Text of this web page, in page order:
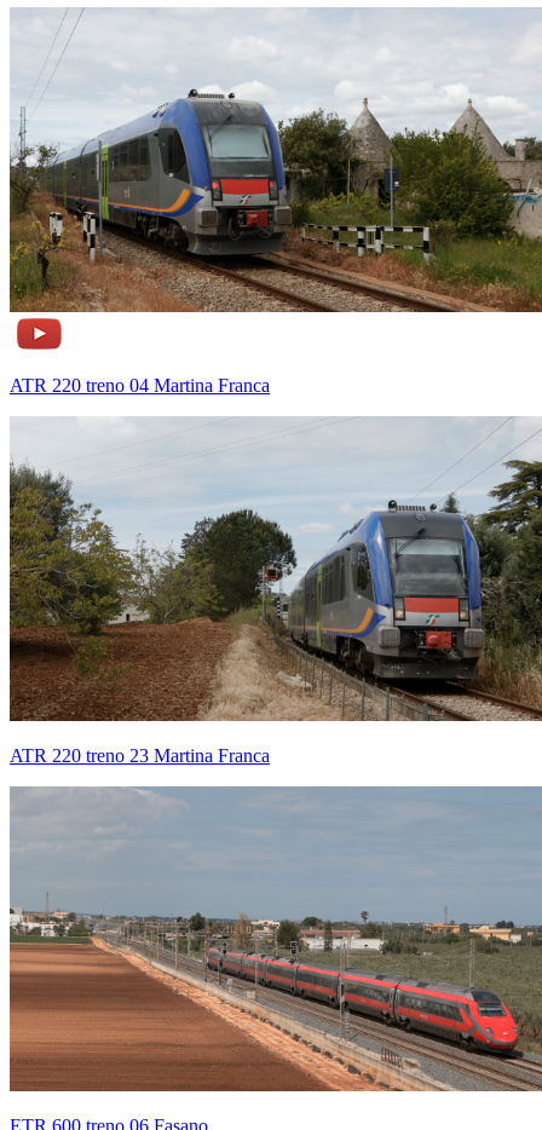
ATR 220 treno 04 Martina Franca
ATR 220 treno 23 Martina Franca
ETR 600 treno 06 Fasano